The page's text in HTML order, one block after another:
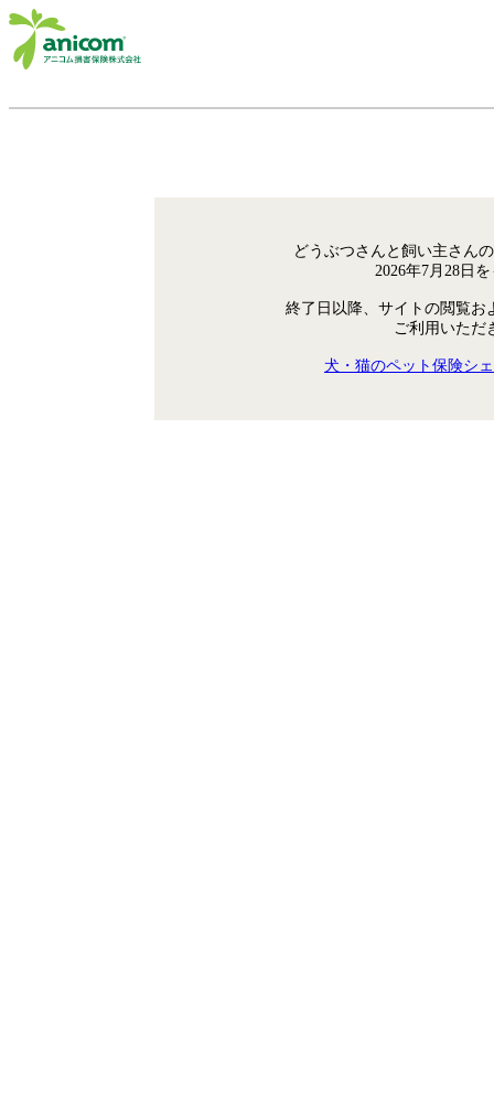
どうぶつさんと飼い主さん
2026年7月28日
終了日以降、サイトの閲覧お
ご利用いただ
犬・猫のペット保険シ